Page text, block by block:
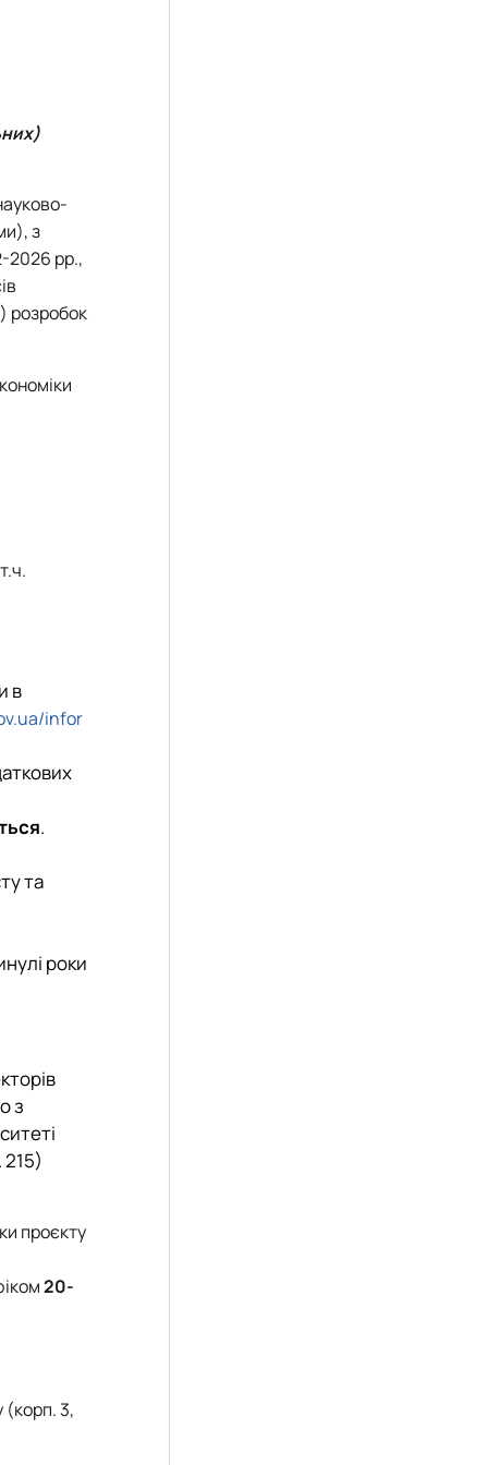
з
2026 рр.,
розробок
в
infor
.
та
роки
з
215)
проєкту
20-
(корп. 3,